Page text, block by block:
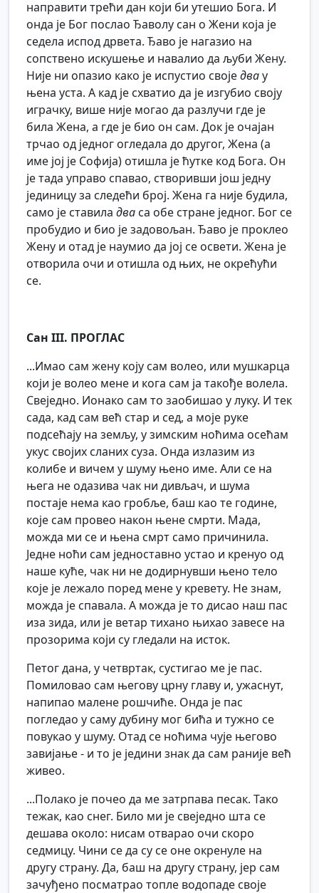
направити трећи дан који би утешио Бога. И
онда је Бог послао Ђаволу сан о Жени која је
седела испод дрвета. Ђаво је нагазио на
сопствено искушење и навалио да љуби Жену.
Није ни опазио како је испустио своједвау
њена уста. А кад је схватио да је изгубио своју
играчку, више није могао да разлучи где је
била Жена, а где је био он сам. Док је очајан
трчао од једног огледала до другог, Жена (а
име јој је Софија) отишла је ћутке код Бога. Он
је тада управо спавао, створивши још једну
јединицу за следећи број. Жена га није будила,
само је ставила два са обе стране једног. Бог се
пробудио и био је задовољан. Ђаво је проклео
Жену и отад је наумио да јој се освети. Жена је
отворила очи и отишла од њих, не окрећући
се.
Сан III. ПРОГЛАС
...Имао сам жену коју сам волео, или мушкарца
који је волео мене и кога сам ја такође волела.
Свеједно. Ионако сам то заобишао у луку. И тек
сада, кад сам већ стар и сед, а моје руке
подсећају на земљу, у зимским ноћима осећам
укус својих сланих суза. Онда излазим из
колибе и вичем у шуму њено име. Али се на
њега не одазива чак ни дивљач, и шума
постаје нема као гробље, баш као те године,
које сам провео након њене смрти. Мада,
можда ми се и њена смрт само причинила.
Једне ноћи сам једноставно устао и кренуо од
наше куће, чак ни не додирнувши њено тело
које је лежало поред мене у кревету. Не знам,
можда је спавала. А можда је то дисао наш пас
иза зида, или је ветар тихано њихао завесе на
прозорима који су гледали на исток.
Петог дана, у четвртак, сустигао ме је пас.
Помиловао сам његову црну главу и, ужаснут,
напипао малене рошчиће. Онда је пас
погледао у саму дубину мог бића и тужно се
повукао у шуму. Отад се ноћима чује његово
завијање - и то је једини знак да сам раније већ
живео.
...Полако је почео да ме затрпава песак. Тако
тежак, као снег. Било ми је свеједно шта се
дешава около: нисам отварао очи скоро
седмицу. Чини се да су се оне окренуле на
другу страну. Да, баш на другу страну, јер сам
зачуђено посматрао топле водопаде своје